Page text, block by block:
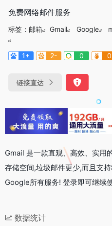
免费网络邮件服务
标签： 邮箱 Gmail Google
1+ 2- 0 0
链接直达
Gmail 是一款直观、高效、实用
存储空间,垃圾邮件更少,而且支
Google所有服务! 登录即可继续
数据统计